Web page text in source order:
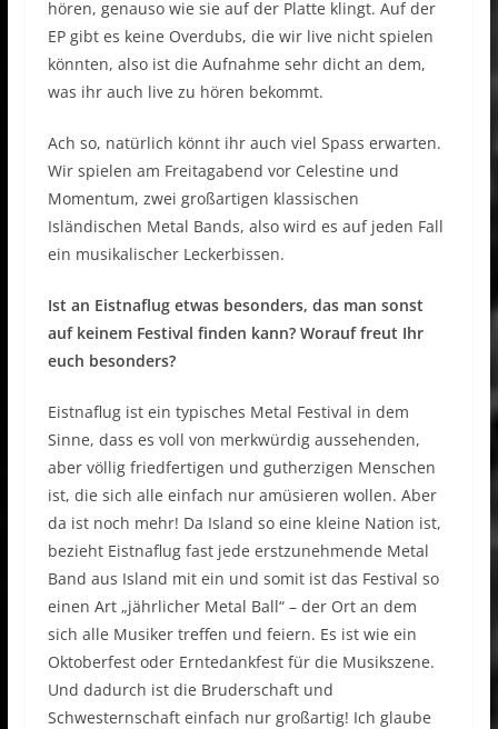
hören, genauso wie sie auf der Platte klingt. Auf der
EP gibt es keine Overdubs, die wir live nicht spielen
könnten, also ist die Aufnahme sehr dicht an dem,
was ihr auch live zu hören bekommt.
Ach so, natürlich könnt ihr auch viel Spass erwarten.
Wir spielen am Freitagabend vor Celestine und
Momentum, zwei großartigen klassischen
Isländischen Metal Bands, also wird es auf jeden Fall
ein musikalischer Leckerbissen.
Ist an Eistnaflug etwas besonders, das man sonst
auf keinem Festival finden kann? Worauf freut Ihr
euch besonders?
Eistnaflug ist ein typisches Metal Festival in dem
Sinne, dass es voll von merkwürdig aussehenden,
aber völlig friedfertigen und gutherzigen Menschen
ist, die sich alle einfach nur amüsieren wollen. Aber
da ist noch mehr! Da Island so eine kleine Nation ist,
bezieht Eistnaflug fast jede erstzunehmende Metal
Band aus Island mit ein und somit ist das Festival so
einen Art „jährlicher Metal Ball“ – der Ort an dem
sich alle Musiker treffen und feiern. Es ist wie ein
Oktoberfest oder Erntedankfest für die Musikszene.
Und dadurch ist die Bruderschaft und
Schwesternschaft einfach nur großartig! Ich glaube